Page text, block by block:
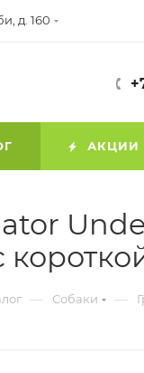
д. 160
АКЦИИ
— Собаки —